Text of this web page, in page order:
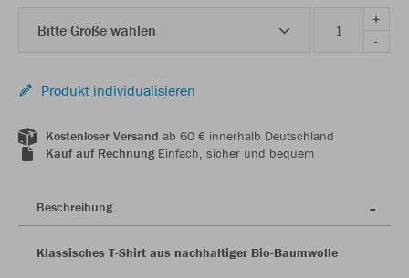
Bitte Größe wählen
+
-
Produkt individualisieren
Kostenloser Versand ab 60 € innerhalb Deutschland
Kauf auf RechnungEinfach, sicher und bequem
Beschreibung
Klassisches T-Shirt aus nachhaltiger Bio-Baumwolle